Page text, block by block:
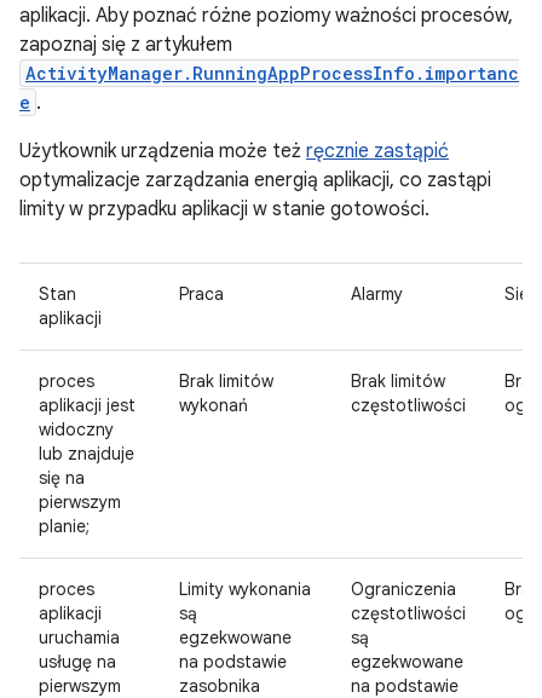
aplikacji. Aby poznać różne poziomy ważności procesów,
zapoznaj się z artykułem
ActivityManager.RunningAppProcessInfo.importanc
e .
Użytkownik urządzenia może też ręcznie zastąpić
optymalizacje zarządzania energią aplikacji, co zastąpi
limity w przypadku aplikacji w stanie gotowości.
Stan
aplikacji
Praca Alarmy Sieć
proces
aplikacji jest
widoczny
lub znajduje
się na
pierwszym
planie;
Brak limitów
wykonań
Brak limitów
częstotliwości
Brak
proces
aplikacji
uruchamia
usługę na
pierwszym
Limity wykonania
są
egzekwowane
na podstawie
zasobnika
Ograniczenia
częstotliwości
są
egzekwowane
na podstawie
Brak